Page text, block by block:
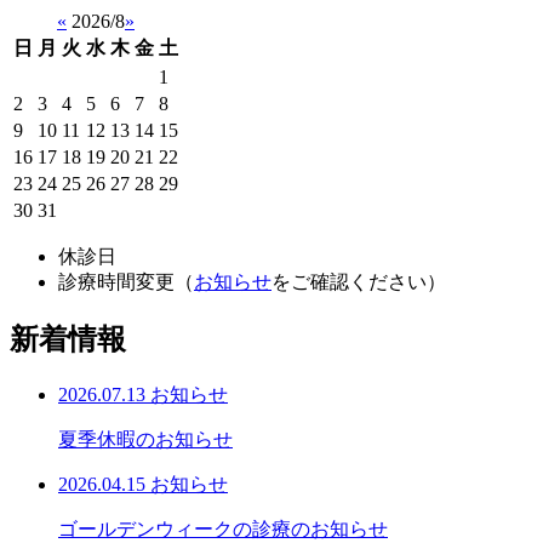
« 2026/8»
日
月 火 水 木 金 土
1
2
3 4 5 6 7
8
9
10 11 12 13 14 15
16 17 18 19 20 21 22
23 24 25 26 27 28 29
30 31
休診日
診療時間変更（お知らせをご確認ください）
新着情報
2026.07.13 お知らせ
夏季休暇のお知らせ
2026.04.15 お知らせ
ゴールデンウィークの診療のお知らせ